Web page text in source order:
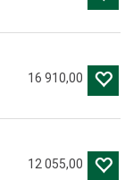
16 910,00
12 055,00